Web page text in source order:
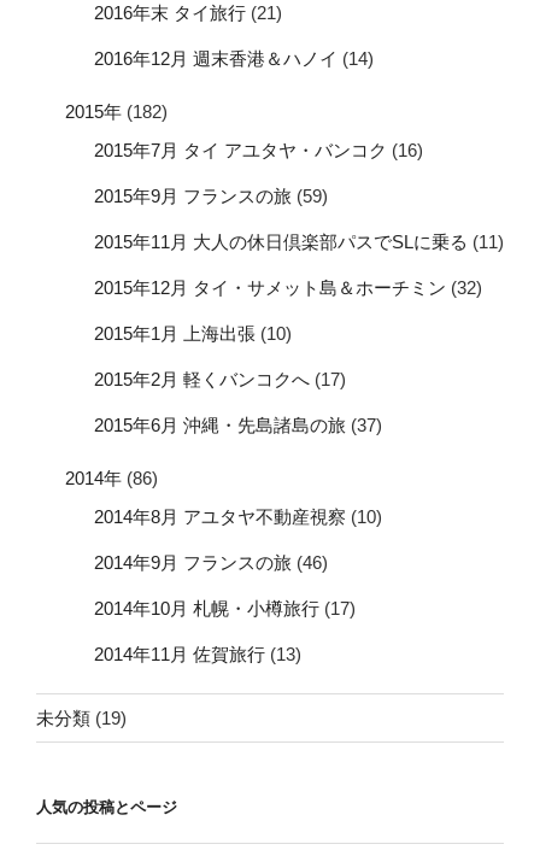
2016年末 タイ旅行 (21)
2016年12月 週末香港＆ハノイ (14)
2015年 (182)
2015年7月 タイ アユタヤ・バンコク (16)
2015年9月 フランスの旅 (59)
2015年11月 大人の休日倶楽部パスでSLに乗る (11)
2015年12月 タイ・サメット島＆ホーチミン (32)
2015年1月 上海出張 (10)
2015年2月 軽くバンコクへ (17)
2015年6月 沖縄・先島諸島の旅 (37)
2014年 (86)
2014年8月 アユタヤ不動産視察 (10)
2014年9月 フランスの旅 (46)
2014年10月 札幌・小樽旅行 (17)
2014年11月 佐賀旅行 (13)
未分類 (19)
人気の投稿とページ